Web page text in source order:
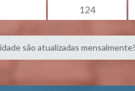
124
são atualizadas mensalmente!